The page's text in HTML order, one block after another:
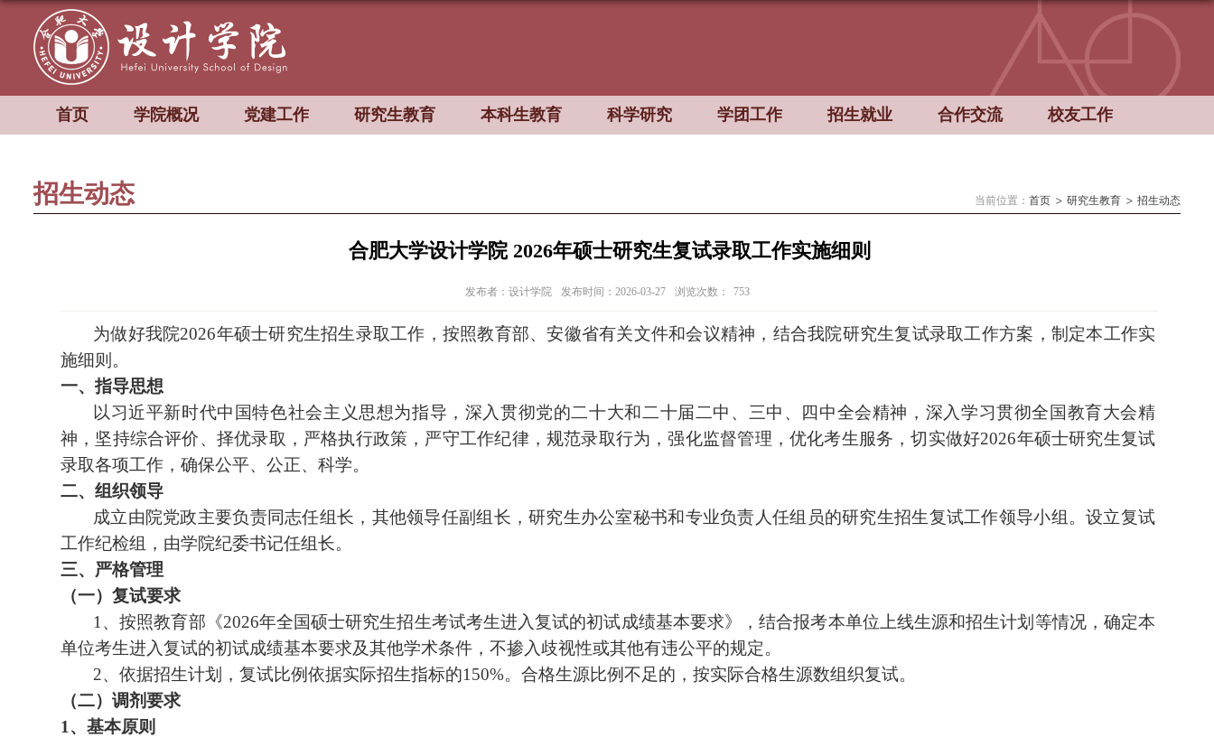
首页 学院概况 党建工作 研究生教育 本科生教育 科学研究 学团工作 招生就业 合作交流 校友工作
招生动态 当前位置： 首页 研究生教育 招生动态
合肥大学设计学院 2026年硕士研究生复试录取工作实施细则
发布者：设计学院 发布时间：2026-03-27 浏览次数： 753
为做好我院2026年硕士研究生招生录取工作， 按照教育部、安徽省有关文件和会议精神 ，结合我院研究生复试录取工作方案 ，制定本工作实
施细则 。
一、指导思想
以习近平新时代中国特色社会主义思想为指导，深入贯彻党的二十大和二十届二中、三中、四 中全会精神，深入学习贯彻全国教育大会精
神，坚持综合评价、择优录取，严格执行政策，严守工作纪律，规范录取行为，强化监督管理，优化考生服务，切实做好2026年硕士研究生复试
录取各项工作，确保公平、公正、科学。
二、组织领导
成立由院党政主要负责同志任组长，其他领导任副组长，研究生办公室秘书和专业负责人任组员的研究生招生复试工作领导小组。设立复试
工作纪检组，由学院纪委书记任组长。
三、严格管理
（一） 复试要求
1 、按照教育部《2026年全国硕士研究生招生考试考生进入复试的初试成绩基本要求》，结合报考本单位上线生源和招生计划等情况，确定本
单位考生进入复试的初试成绩基本要求及其他学术条件， 不掺入歧视性或其他有违公平的规定。
2、 依据招生计划，复试比例依据实际招生指标的150%。合格生源比例不足的，按实际合格生源数组织复试。
（二） 调剂要求
1 、 基本原则